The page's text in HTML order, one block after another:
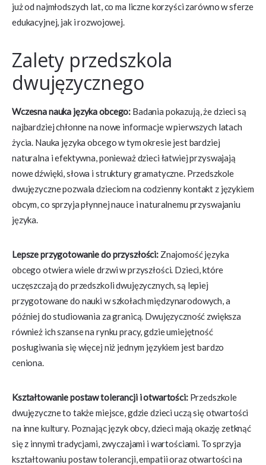
już od najmłodszych lat, co ma liczne korzyści zarówno w sferze
edukacyjnej, jak i rozwojowej.
Zalety przedszkola
dwujęzycznego
Wczesna nauka języka obcego: Badania pokazują, że dzieci są
najbardziej chłonne na nowe informacje w pierwszych latach
życia. Nauka języka obcego w tym okresie jest bardziej
naturalna i efektywna, ponieważ dzieci łatwiej przyswajają
nowe dźwięki, słowa i struktury gramatyczne. Przedszkole
dwujęzyczne pozwala dzieciom na codzienny kontakt z językiem
obcym, co sprzyja płynnej nauce i naturalnemu przyswajaniu
języka.
Lepsze przygotowanie do przyszłości: Znajomość języka
obcego otwiera wiele drzwi w przyszłości. Dzieci, które
uczęszczają do przedszkoli dwujęzycznych, są lepiej
przygotowane do nauki w szkołach międzynarodowych, a
później do studiowania za granicą. Dwujęzyczność zwiększa
również ich szanse na rynku pracy, gdzie umiejętność
posługiwania się więcej niż jednym językiem jest bardzo
ceniona.
Kształtowanie postaw tolerancji i otwartości: Przedszkole
dwujęzyczne to także miejsce, gdzie dzieci uczą się otwartości
na inne kultury. Poznając język obcy, dzieci mają okazję zetknąć
się z innymi tradycjami, zwyczajami i wartościami. To sprzyja
kształtowaniu postaw tolerancji, empatii oraz otwartości na